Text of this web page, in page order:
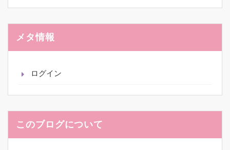
イ
ブ
メタ情報
ログイン
このブログについて